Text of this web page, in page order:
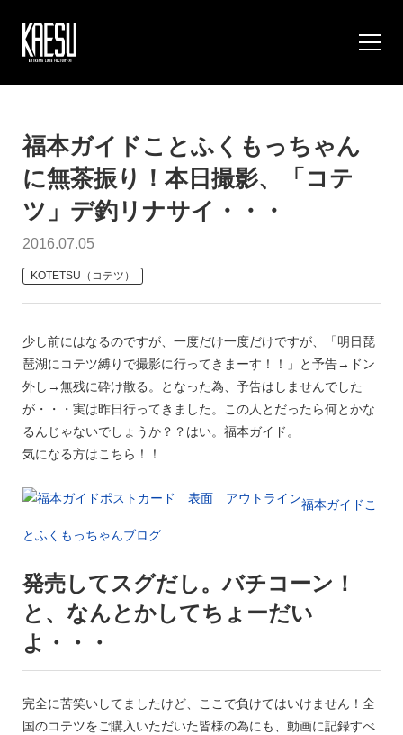
福本ガイドことふくもっちゃん
に無茶振り！本日撮影、「コテ
ツ」デ釣リナサイ・・・
2016.07.05
KOTETSU（コテツ）
少し前にはなるのですが、一度だけ一度だけですが、「明日琵
琶湖にコテツ縛りで撮影に行ってきまーす！！」と予告→ドン
外し→無残に砕け散る。となった為、予告はしませんでした
が・・・実は昨日行ってきました。この人とだったら何とかな
るんじゃないでしょうか？？はい。福本ガイド。
気になる方はこちら！！
福本ガイドこ
とふくもっちゃんブログ
発売してスグだし。バチコーン！
と、なんとかしてちょーだい
よ・・・
完全に苦笑いしてましたけど、ここで負けてはいけません！全
国のコテツをご購入いただいた皆様の為にも、動画に記録すべ